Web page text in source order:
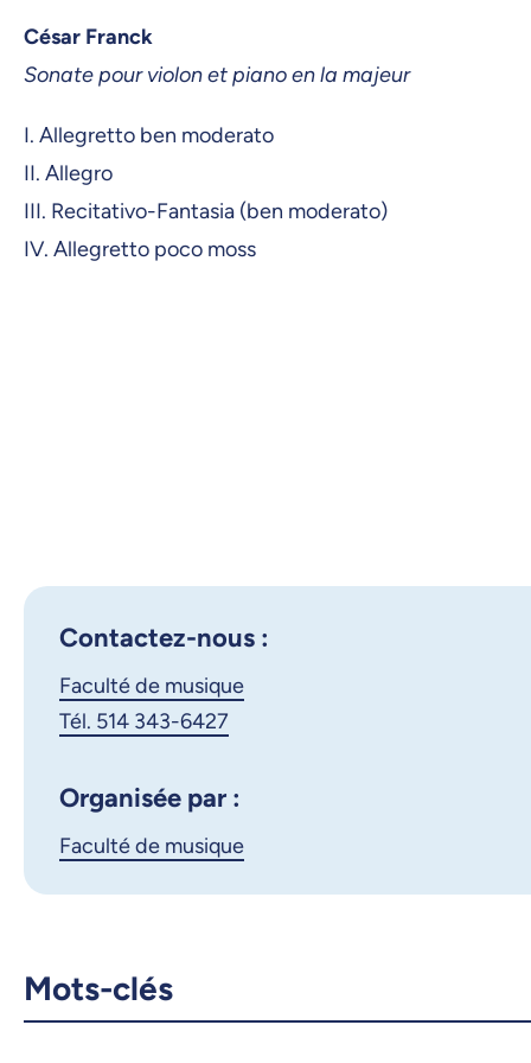
César Franck
Sonate pour violon et piano en la majeur
I. Allegretto ben moderato
II. Allegro
III. Recitativo-Fantasia (ben moderato)
IV. Allegretto poco moss
Contactez-nous :
Faculté de musique
Tél. 514 343-6427
Organisée par :
Faculté de musique
Mots-clés